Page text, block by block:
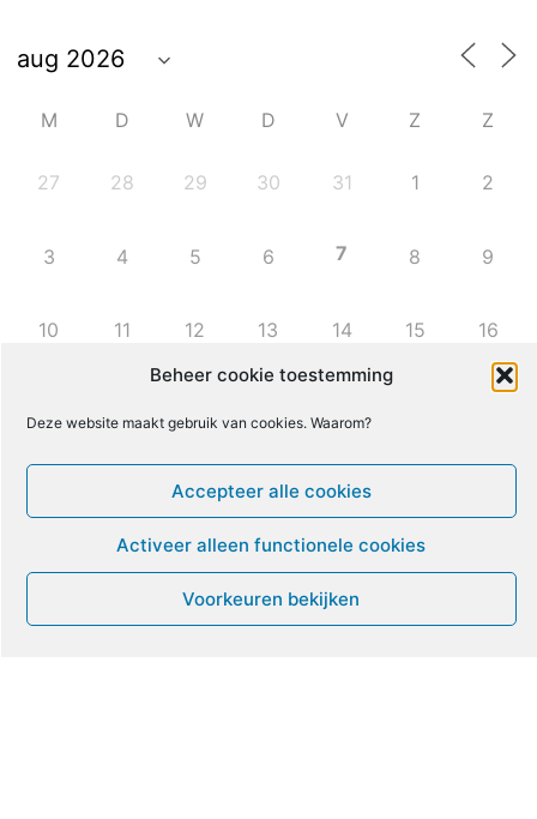
Beheer cookie toestemming
Deze website maakt gebruik van cookies. Waarom?
Accepteer alle cookies
Activeer alleen functionele cookies
Voorkeuren bekijken
M D W D V Z Z
27 28 29 30 31 1 2
3 4 5 6 7 8 9
10 11 12 13 14 15 16
1 2 3 4 5